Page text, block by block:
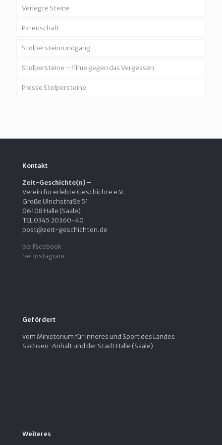
Verlegte Steine
Patenschaft
Stolpersteinrundgang
Stolpersteine – Filme gegen das Vergessen
Presse Stolpersteine
Kontakt
Zeit-Geschichte(n) –
Verein für erlebte Geschichte e.V.
Große Ulrichstraße 51
06108 Halle (Saale)
TEL 0345 20360-40
post@zeit-geschichten.de
bei Facebook
bei Instagram
Gefördert
vom Ministerium für Inneres und Sport des Landes
Sachsen-Anhalt und der Stadt Halle (Saale)
Weiteres